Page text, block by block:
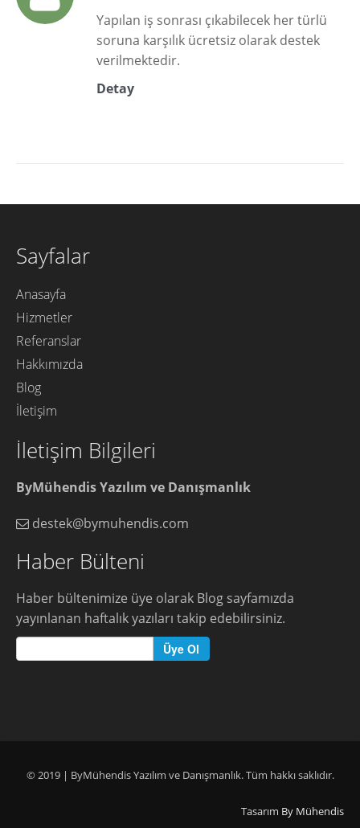
Yapılan iş sonrası çıkabilecek her türlü
soruna karşılık ücretsiz olarak destek
verilmektedir.
Detay
Sayfalar
Anasayfa
Hizmetler
Referanslar
Hakkımızda
Blog
İletişim
İletişim Bilgileri
ByMühendis Yazılım ve Danışmanlık
destek@bymuhendis.com
Haber Bülteni
Haber bültenimize üye olarak Blog sayfamızda
yayınlanan haftalık yazıları takip edebilirsiniz.
Üye Ol
© 2019 | ByMühendis Yazılım ve Danışmanlık. Tüm hakkı saklıdır.
Tasarım By Mühendis